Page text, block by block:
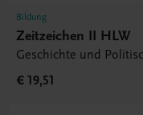
Bildung
Zeitzeichen II HLW
Geschichte und
€ 19,51